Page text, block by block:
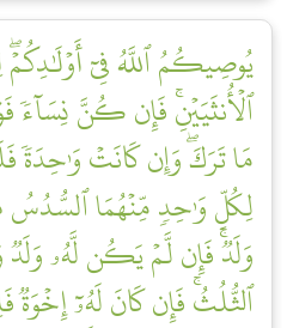
يُوصِيكُمُ ٱللَّهُ فِيٓ
ٱلۡأُنثَيَيۡنِۚ فَإِن كُنَّ نِسَآءٗ
مَا تَرَكَۖ وَإِن كَانَتۡ وَٰحِدَةٗ
لِكُلِّ وَٰحِدٖ مِّنۡهُمَا ٱلسُّدُسُ
وَلَدٞۚ فَإِن لَّمۡ يَكُن لَّهُۥ وَلَدٞ
ٱلثُّلُثُۚ فَإِن كَانَ لَهُۥٓ